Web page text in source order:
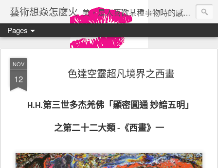
藝術想焱怎麼火 美，是人喜歡某種事物時的感受。美所帶來的快樂是一種沒有利害關係的、自由的快樂。 ——瓦西列夫
Pages
NOV
12 色達空靈超凡境界之西畫
H.H.第三世多杰羌佛「顯密圓通 妙諳五明」
之第二十二大類 - 《西畫》 一